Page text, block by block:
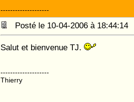
--------------------
Posté le 10-04-2006 à
Salut et bienvenue TJ.
--------------------
Thierry